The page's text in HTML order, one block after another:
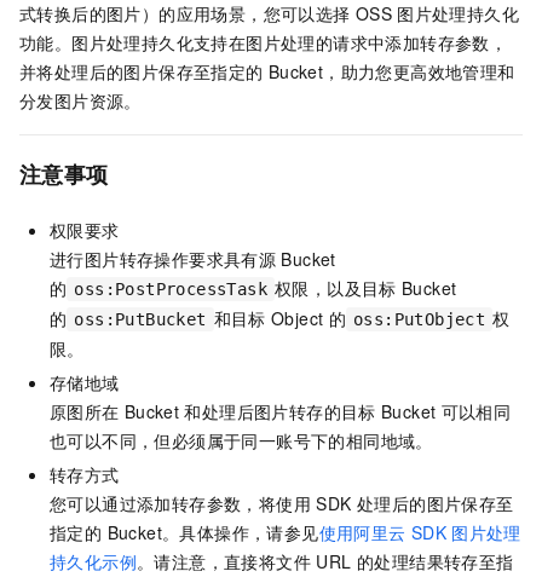
式转换后的图片）的应用场景，您可以选择 OSS 图片处理持久化
功能。图片处理持久化支持在图片处理的请求中添加转存参数，
并将处理后的图片保存至指定的 Bucket，助力您更高效地管理和
分发图片资源。
注意事项
权限要求
进行图片转存操作要求具有源 Bucket
的 oss:PostProcessTask 权限，以及目标 Bucket
的 oss:PutBucket 和目标 Object 的 oss:PutObject 权
限。
存储地域
原图所在 Bucket 和处理后图片转存的目标 Bucket 可以相同
也可以不同，但必须属于同一账号下的相同地域。
转存方式
您可以通过添加转存参数，将使用 SDK 处理后的图片保存至
指定的 Bucket。具体操作，请参见使用阿里云 SDK 图片处理
持久化示例。请注意，直接将文件 URL 的处理结果转存至指